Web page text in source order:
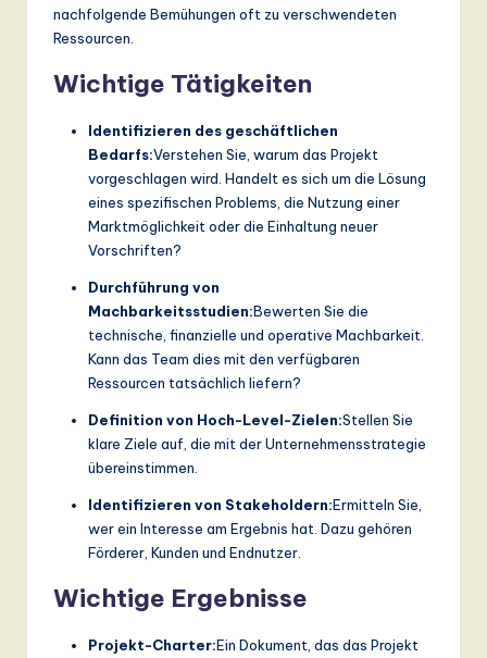
In
nachfolgende Bemühungen oft zu verschwendeten
Ressourcen.
Wichtige Tätigkeiten
Identifizieren des geschäftlichen
Bedarfs:Verstehen Sie, warum das Projekt
vorgeschlagen wird. Handelt es sich um die Lösung
eines spezifischen Problems, die Nutzung einer
Marktmöglichkeit oder die Einhaltung neuer
Vorschriften?
Durchführung von
Machbarkeitsstudien:Bewerten Sie die
technische, finanzielle und operative Machbarkeit.
Kann das Team dies mit den verfügbaren
Ressourcen tatsächlich liefern?
Definition von Hoch-Level-Zielen:Stellen Sie
klare Ziele auf, die mit der Unternehmensstrategie
übereinstimmen.
Identifizieren von Stakeholdern:Ermitteln Sie,
wer ein Interesse am Ergebnis hat. Dazu gehören
Förderer, Kunden und Endnutzer.
Wichtige Ergebnisse
Projekt-Charter:Ein Dokument, das das Projekt